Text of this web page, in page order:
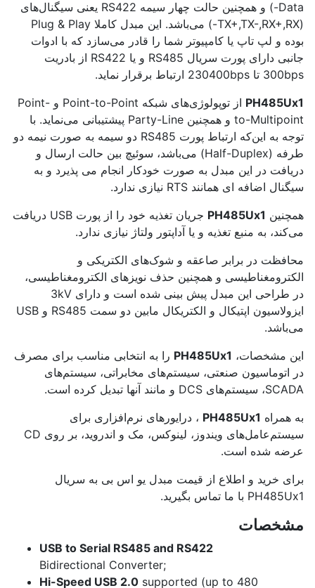
Data-) و همچنین حالت چهار سیمه RS422 یعنی سیگنال‌های
(TX+,TX-,RX+,RX-) می‌باشد. این مبدل کاملا Plug & Play
بوده و لپ تاپ یا کامپیوتر شما را قادر می‌سازد که با ادوات
جانبی دارای پورت سریال RS485 و یا RS422 از بادریت
300bps تا 230400bps ارتباط برقرار نماید.
PH485Ux1
از توپولوژی‌های شبکه Point-to-Point و Point-
to-Multipoint و همچنین Party-Line پیشتیبانی می‌نماید. با
توجه به این‌که ارتباط پورت RS485 دو سیمه به صورت نیمه دو
طرفه (Half-Duplex) می‌باشد، سوئیچ بین حالت ارسال و
دریافت در این مبدل به صورت خودکار انجام می پذیرد و به
سیگنال اضافه ای همانند RTS نیازی ندارد.
همچنین PH485Ux1
جریان تغذیه خود را از پورت USB دریافت
می‌کند، به منبع تغذیه و یا آداپتور ولتاژ نیازی ندارد.
محافظت در برابر صاعقه و شوک‌های الکتریکی و
الکترومغناطیسی و همچنین حذف نویزهای الکترومغناطیسی،
در طراحی این مبدل پیش بینی شده است و دارای 3kV
ایزولاسیون اپتیکال و الکتریکال مابین دو سمت RS485 و USB
می‌باشد.
این مشخصات، PH485Ux1 را به انتخابی مناسب برای مصرف
در اتوماسیون صنعتی، سیستم‌های مخابراتی، سیستم‌های
SCADA، سیستم‌های DCS و مانند آنها تبدیل کرده است.
به همراه PH485Ux1 ، درایورهای نرم‌افزاری برای
سیستم‌عامل‌های ویندوز، لینوکس، مک و اندروید، بر روی CD
عرضه شده است.
برای خرید و اطلاع از قیمت مبدل یو اس بی به سریال
PH485Ux1 با ما تماس بگیرید.
مشخصات
USB to Serial RS485 and RS422
Bidirectional Converter;
Hi-Speed USB 2.0 supported (up to 480